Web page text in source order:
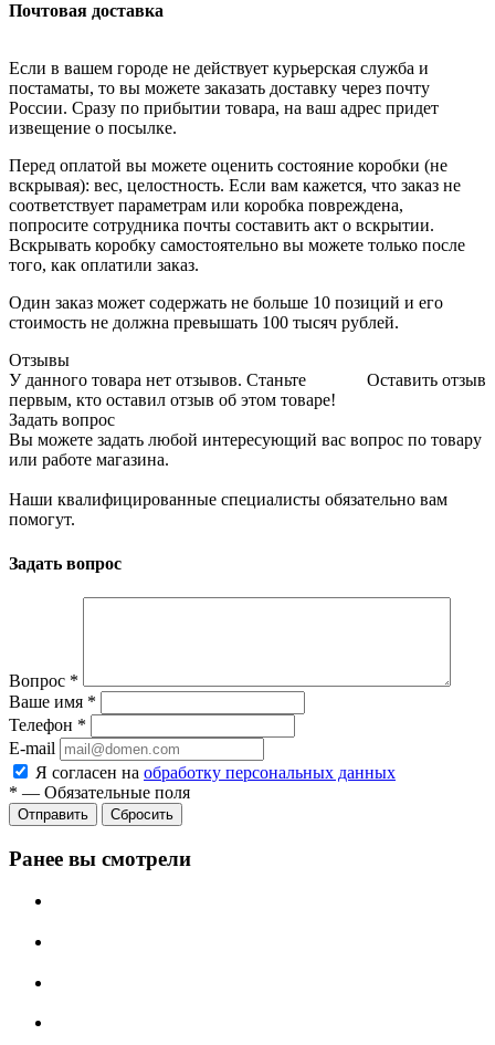
Почтовая доставка
Если в вашем городе не действует курьерская служба и
постаматы, то вы можете заказать доставку через почту
России. Сразу по прибытии товара, на ваш адрес придет
извещение о посылке.
Перед оплатой вы можете оценить состояние коробки (не
вскрывая): вес, целостность. Если вам кажется, что заказ не
соответствует параметрам или коробка повреждена,
попросите сотрудника почты составить акт о вскрытии.
Вскрывать коробку самостоятельно вы можете только после
того, как оплатили заказ.
Один заказ может содержать не больше 10 позиций и его
стоимость не должна превышать 100 тысяч рублей.
Отзывы
Оставить отзыв
У данного товара нет отзывов. Станьте
первым, кто оставил отзыв об этом товаре!
Задать вопрос
Вы можете задать любой интересующий вас вопрос по товару
или работе магазина.
Наши квалифицированные специалисты обязательно вам
помогут.
Задать вопрос
Вопрос *
Ваше имя *
Телефон *
E-mail
Я согласен на обработку персональных данных
* — Обязательные поля
Отправить Сбросить
Ранее вы смотрели